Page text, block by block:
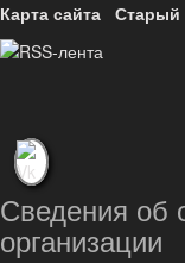
Карта сайта Старый
Сведения об
организации